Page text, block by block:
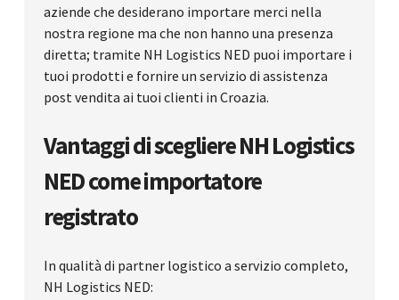
aziende che desiderano importare merci nella
nostra regione ma che non hanno una presenza
diretta; tramite NH Logistics NED puoi importare i
tuoi prodotti e fornire un servizio di assistenza
post vendita ai tuoi clienti in Croazia.
Vantaggi di scegliere NH Logistics
NED come importatore
registrato
In qualità di partner logistico a servizio completo,
NH Logistics NED: